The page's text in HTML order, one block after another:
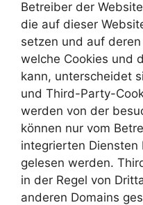
Betreiber der
die auf dieser
setzen und auf
welche Cookies und
kann, unterscheidet
und Third-Party-
werden von der
können nur vom
integrierten Diensten
gelesen werden.
in der Regel von
anderen Domains